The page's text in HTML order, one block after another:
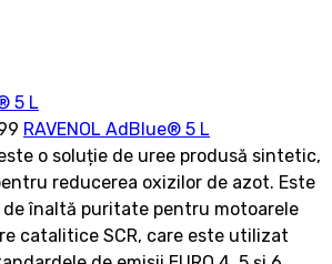
RAVENOL AdBlue® 5 L
o soluție de uree produsă sintetic,
reducerea oxizilor de azot. Este
de înaltă puritate pentru motoarele
catalitice SCR, care este utilizat